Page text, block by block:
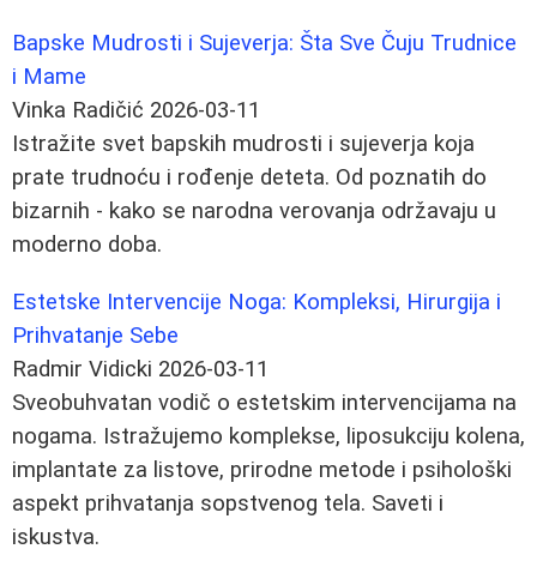
Bapske Mudrosti i Sujeverja: Šta Sve Čuju Trudnice
i Mame
Vinka Radičić 2026-03-11
Istražite svet bapskih mudrosti i sujeverja koja
prate trudnoću i rođenje deteta. Od poznatih do
bizarnih - kako se narodna verovanja održavaju u
moderno doba.
Estetske Intervencije Noga: Kompleksi, Hirurgija i
Prihvatanje Sebe
Radmir Vidicki 2026-03-11
Sveobuhvatan vodič o estetskim intervencijama na
nogama. Istražujemo komplekse, liposukciju kolena,
implantate za listove, prirodne metode i psihološki
aspekt prihvatanja sopstvenog tela. Saveti i
iskustva.